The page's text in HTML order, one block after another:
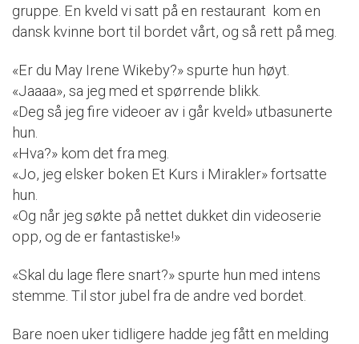
gruppe. En kveld vi satt på en restaurant kom en
dansk kvinne bort til bordet vårt, og så rett på meg.
«Er du May Irene Wikeby?» spurte hun høyt.
«Jaaaa», sa jeg med et spørrende blikk.
«Deg så jeg fire videoer av i går kveld» utbasunerte
hun.
«Hva?» kom det fra meg.
«Jo, jeg elsker boken Et Kurs i Mirakler» fortsatte
hun.
«Og når jeg søkte på nettet dukket din videoserie
opp, og de er fantastiske!»
«Skal du lage flere snart?» spurte hun med intens
stemme. Til stor jubel fra de andre ved bordet.
Bare noen uker tidligere hadde jeg fått en melding